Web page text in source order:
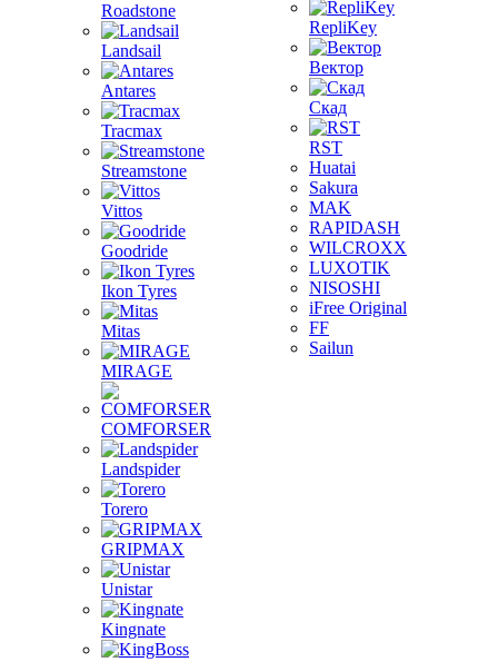
Roadstone
Landsail
Antares
Tracmax
Streamstone
Vittos
Goodride
Ikon Tyres
Mitas
MIRAGE
COMFORSER
Landspider
Torero
GRIPMAX
Unistar
Kingnate
RepliKey
Вектор
Скад
RST
Huatai
Sakura
MAK
RAPIDASH
WILCROXX
LUXOTIK
NISOSHI
iFree Original
FF
Sailun